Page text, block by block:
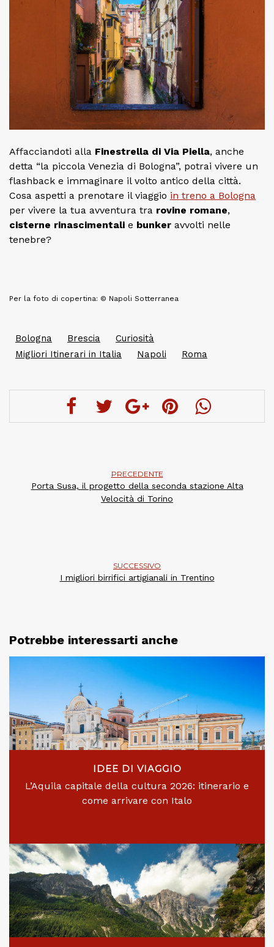
Affacciandoti alla Finestrella di Via Piella, anche
detta “la piccola Venezia di Bologna”, potrai vivere un
flashback e immaginare il volto antico della città.
Cosa aspetti a prenotare il viaggio in treno a Bologna
per vivere la tua avventura tra rovine romane,
cisterne rinascimentali e bunker avvolti nelle
tenebre?
Per la foto di copertina: © Napoli Sotterranea
Bologna Brescia
Curiosità
Migliori Itinerari in Italia
Napoli Roma
PRECEDENTE
Porta Susa, il progetto della seconda stazione Alta
Velocità di Torino
SUCCESSIVO
I migliori birrifici artigianali in Trentino
Potrebbe interessarti anche
IDEE DI VIAGGIO
L’Aquila capitale della cultura 2026: itinerario e
come arrivare con Italo